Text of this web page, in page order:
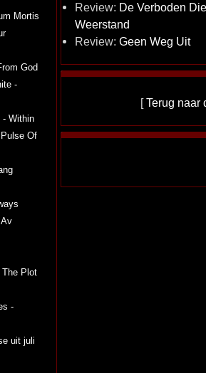
Mortis
God
-
- Within
Of
Plot
-
uit juli
Review: De Verboden
Weerstand
Review: Geen Weg Uit
[Terug naar